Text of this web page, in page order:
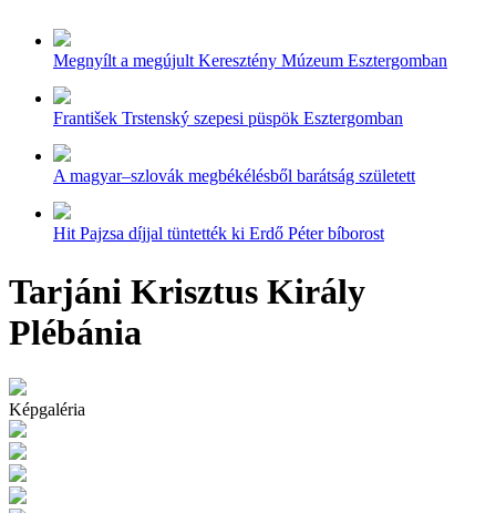
Megnyílt a megújult Keresztény Múzeum Esztergomban
František Trstenský szepesi püspök Esztergomban
A magyar–szlovák megbékélésből barátság született
Hit Pajzsa díjjal tüntették ki Erdő Péter bíborost
Tarjáni Krisztus Király
Plébánia
Képgaléria